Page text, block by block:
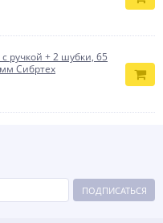
ручкой + 2 шубки, 65
Сибртех
ПОДПИСАТЬСЯ